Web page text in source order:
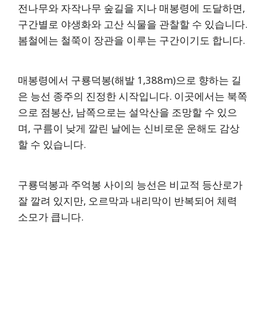
전나무와 자작나무 숲길을 지나 매봉령에 도달하면,
구간별로 야생화와 고산 식물을 관찰할 수 있습니다.
봄철에는 철쭉이 장관을 이루는 구간이기도 합니다.
매봉령에서 구룡덕봉(해발 1,388m)으로 향하는 길
은 능선 종주의 진정한 시작입니다. 이곳에서는 북쪽
으로 점봉산, 남쪽으로는 설악산을 조망할 수 있으
며, 구름이 낮게 깔린 날에는 신비로운 운해도 감상
할 수 있습니다.
구룡덕봉과 주억봉 사이의 능선은 비교적 등산로가
잘 깔려 있지만, 오르막과 내리막이 반복되어 체력
소모가 큽니다.